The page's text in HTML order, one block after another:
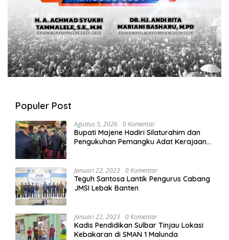
Populer Post
Agustus 5, 2026 0 Komentar
Bupati Majene Hadiri Silaturahim dan
Pengukuhan Pemangku Adat Kerajaan
Januari 22, 2023 0 Komentar
Teguh Santosa Lantik Pengurus Cabang
JMSI Lebak Banten
Januari 22, 2023 0 Komentar
Kadis Pendidikan Sulbar Tinjau Lokasi
Kebakaran di SMAN 1 Malunda